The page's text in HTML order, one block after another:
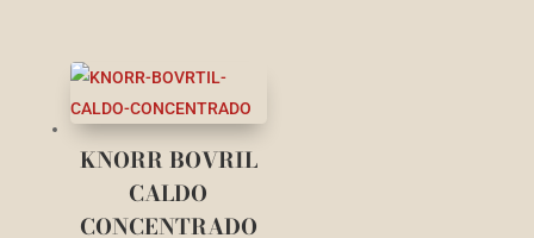
KNORR BOVRIL
CALDO
CONCENTRADO